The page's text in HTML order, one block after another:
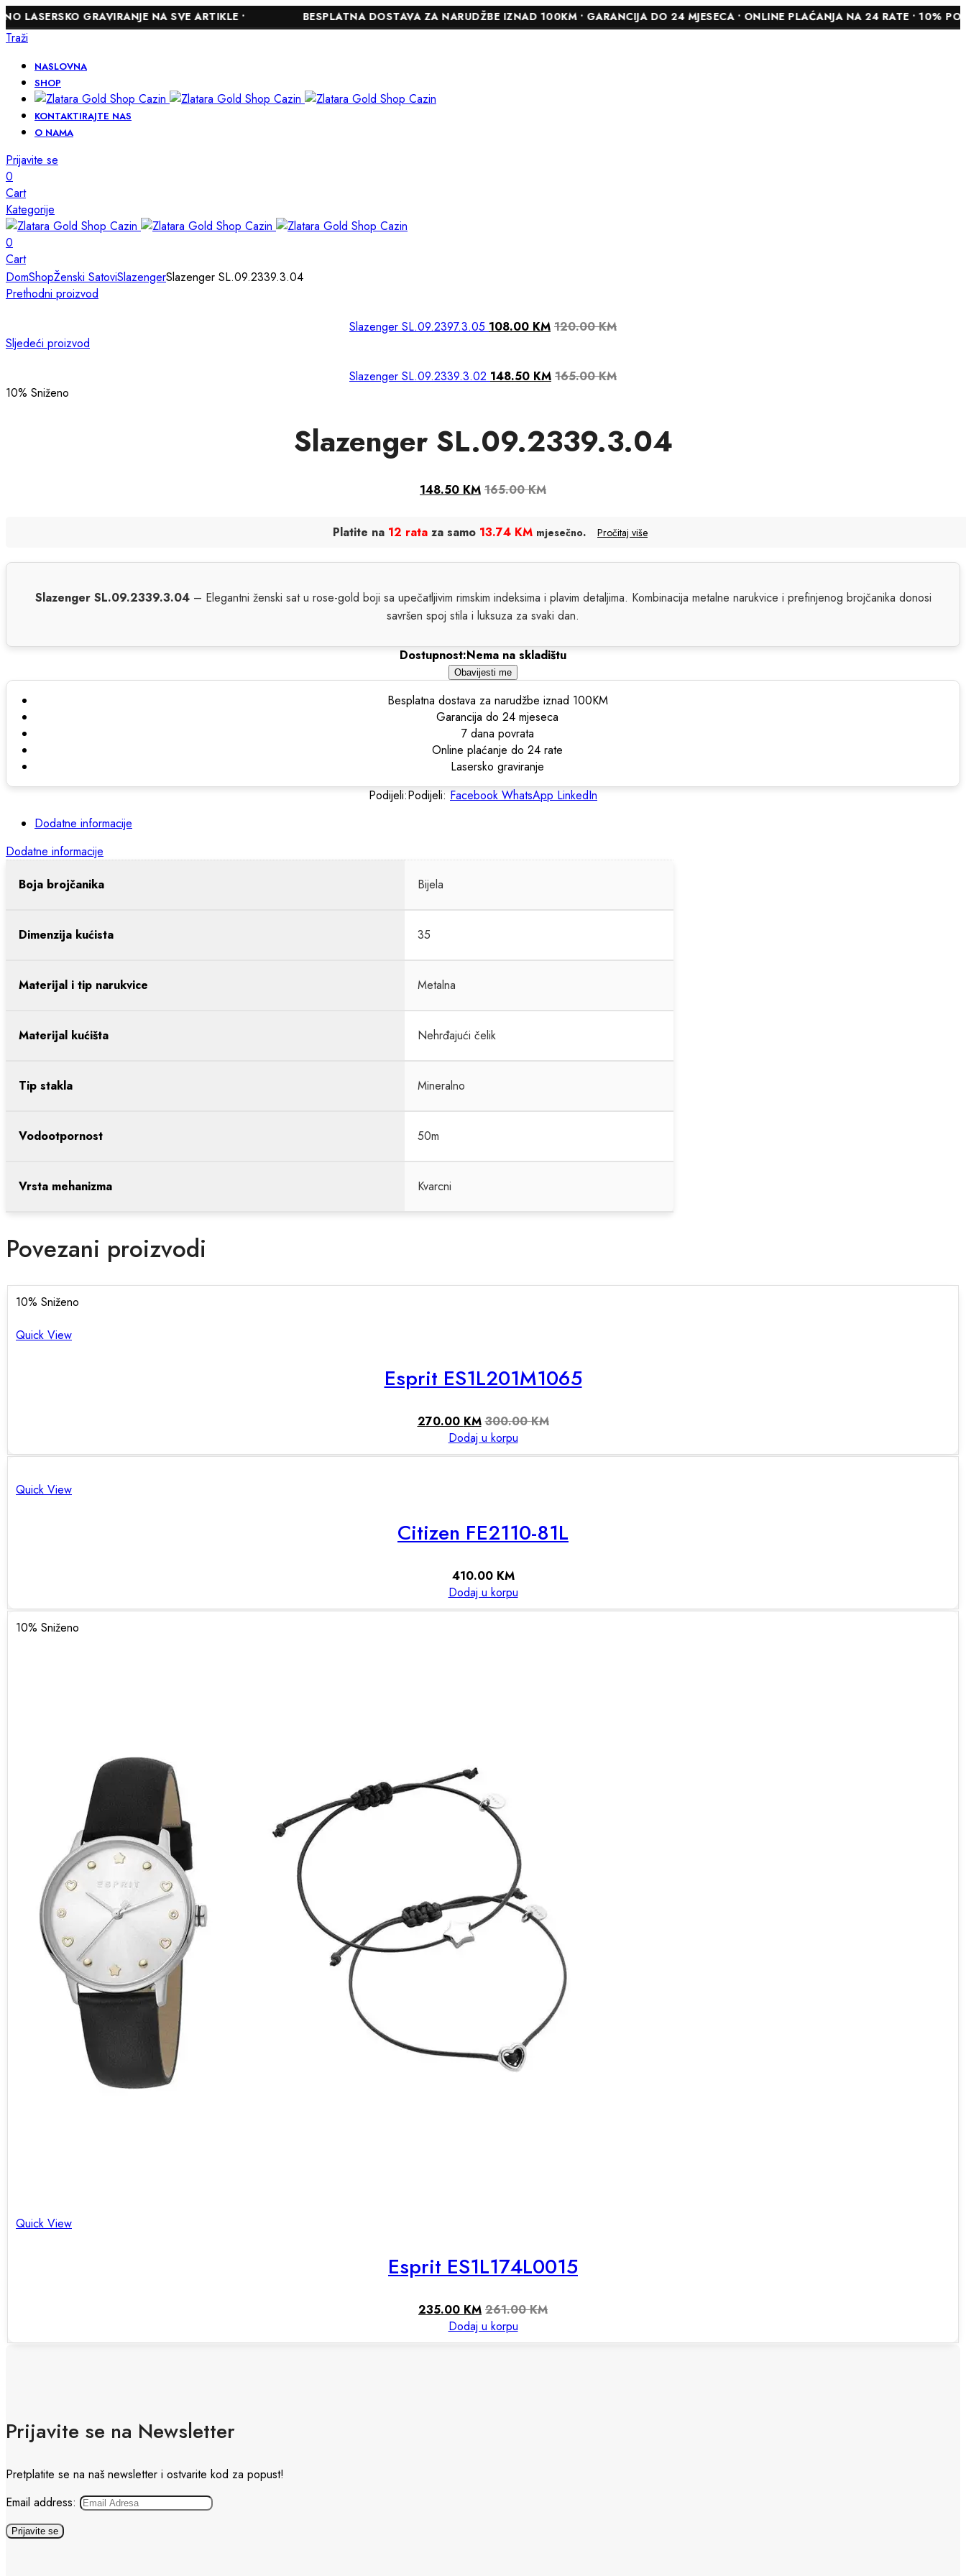
GRAVIRANJE NA SVE ARTIKLE • BESPLATNA DOSTAVA ZA NARUDŽBE IZNAD 100KM • GARANCIJA DO 24 MJESECA • ONLINE PLAĆANJA NA 24 RATE • 10% POPUSTA
Traži
NASLOVNA
SHOP
KONTAKTIRAJTE NAS
O NAMA
Prijavite se
0
Cart
Kategorije
0
Cart
DomShopŽenski SatoviSlazengerSlazenger SL.09.2339.3.04
Prethodni proizvod
Slazenger SL.09.2397.3.05 108.00 KM 120.00KM
Sljedeći proizvod
Slazenger SL.09.2339.3.02 148.50 KM 165.00KM
10% Sniženo
Slazenger SL.09.2339.3.04
148.50 KM 165.00KM
Platite na 12 rata za samo 13.74 KM mjesečno. Pročitaj više
Slazenger SL.09.2339.3.04– Elegantni ženski sat u rose-gold boji sa upečatljivim rimskim indeksima i plavim detaljima. Kombinacija metalne narukvice i prefinjenog brojčanika donosi
savršen spoj stila i luksuza za svaki dan.
Dostupnost:Nema na skladištu
Obavijesti me
Besplatna dostava za narudžbe iznad 100KM
Garancija do 24 mjeseca
7 dana povrata
Online plaćanje do 24 rate
Lasersko graviranje
Podijeli:Podijeli: Facebook WhatsApp LinkedIn
Dodatne informacije
Dodatne informacije
Boja brojčanika
Bijela
Dimenzija kućista 35
Materijal i tip narukvice Metalna
Materijal kućišta Nehrđajući čelik
Tip stakla Mineralno
Vodootpornost 50m
Vrsta mehanizma Kvarcni
Povezani proizvodi
10% Sniženo
Quick View
Esprit ES1L201M1065
270.00 KM 300.00KM
Dodaj u korpu
Quick View
Citizen FE2110-81L
410.00 KM
Dodaj u korpu
10% Sniženo
Quick View
Esprit ES1L174L0015
235.00 KM 261.00KM
Dodaj u korpu
Prijavite se na Newsletter
Pretplatite se na naš newsletter i ostvarite kod za popust!
Email address: